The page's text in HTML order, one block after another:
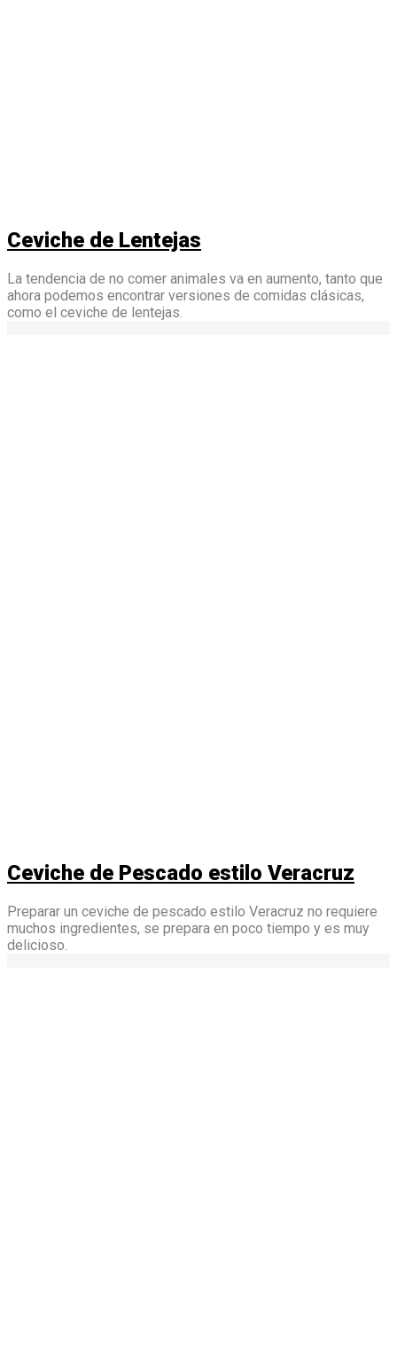
Ceviche de Lentejas
La tendencia de no comer animales va en aumento, tanto que
ahora podemos encontrar versiones de comidas clásicas,
como el ceviche de lentejas.
Ceviche de Pescado estilo Veracruz
Preparar un ceviche de pescado estilo Veracruz no requiere
muchos ingredientes, se prepara en poco tiempo y es muy
delicioso.